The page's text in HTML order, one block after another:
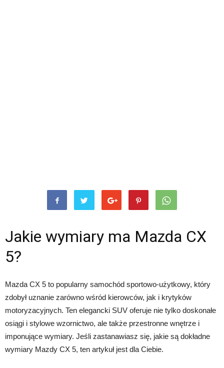
Jakie wymiary ma Mazda CX
5?
Mazda CX 5 to popularny samochód sportowo-użytkowy, który
zdobył uznanie zarówno wśród kierowców, jak i krytyków
motoryzacyjnych. Ten elegancki SUV oferuje nie tylko doskonałe
osiągi i stylowe wzornictwo, ale także przestronne wnętrze i
imponujące wymiary. Jeśli zastanawiasz się, jakie są dokładne
wymiary Mazdy CX 5, ten artykuł jest dla Ciebie.